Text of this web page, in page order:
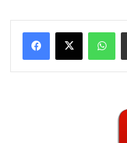
Tribunal
Municipal) e
(PMMA). A
em prédios de
ensino em sete